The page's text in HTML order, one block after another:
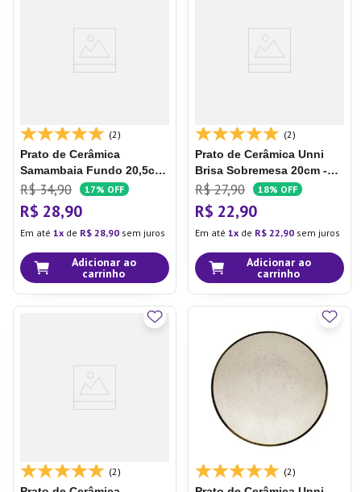
(2)
Prato de Cerâmica
Samambaia Fundo 20,5cm
- Oxford
R$ 34,90 17% OFF
R$ 28,90
Em até 1 de R$ 28,90 sem juros
Adicionar ao
carrinho
(2)
Prato de Cerâmica Unni
Brisa Sobremesa 20cm -
Oxford
R$ 27,90 18% OFF
R$ 22,90
Em até 1 de R$ 22,90 sem juros
Adicionar ao
carrinho
(2) (2)